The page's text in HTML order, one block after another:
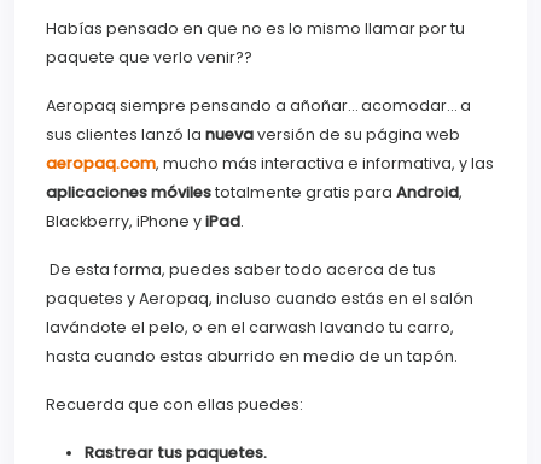
Habías pensado en que no es lo mismo llamar por tu
paquete que verlo venir??
Aeropaq siempre pensando a añoñar… acomodar… a
sus clientes lanzó la nuevaversión de su página web
aeropaq.com, mucho más interactiva e informativa, y las
aplicaciones móvilestotalmente gratis para Android,
Blackberry, iPhone yiPad.
De esta forma, puedes saber todo acerca de tus
paquetes y Aeropaq, incluso cuando estás en el salón
lavándote el pelo, o en el carwash lavando tu carro,
hasta cuando estas aburrido en medio de un tapón.
Recuerda que con ellas puedes:
Rastrear tus paquetes.